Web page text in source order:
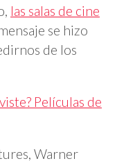
las salas de cine
se hizo
de los
Películas de
Warner